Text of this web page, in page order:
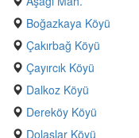
Boğazkaya Köyü
Çakırbağ Köyü
Çayırcık Köyü
Dalkoz Köyü
Dereköy Köyü
Dolaşlar Köyü